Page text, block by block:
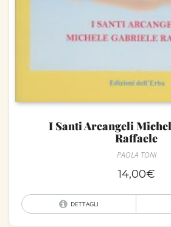
I Santi Arcangeli
Raffaele
PAOLA TONI
14,00€
DETTAGLI